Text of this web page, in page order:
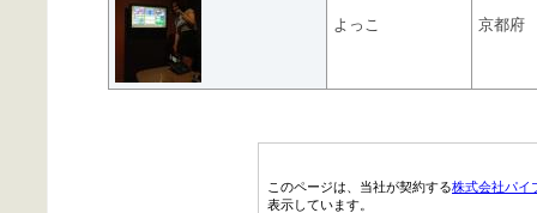
よっこ 京都府
このページは、当社が契約する株式会社パイ
表示しています。